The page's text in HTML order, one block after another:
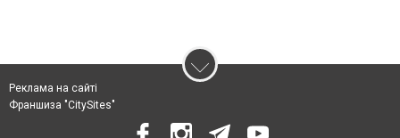
Реклама на сайті
Франшиза "CitySites"